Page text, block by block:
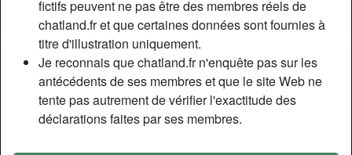
fictifs peuvent ne pas être des membres réels de
chatland.fr et que certaines données sont fournies à
titre d'illustration uniquement.
Je reconnais que chatland.fr n'enquête pas sur les
antécédents de ses membres et que le site Web ne
tente pas autrement de vérifier l'exactitude des
déclarations faites par ses membres.
Fumeur(euse):
Oui
person_pin Description
Lol, j’ai beau tirer mes seins au maximum , je sais qu’il
reste toujours tout petit alors j’espère que y’a des mecs qui
aiment les petites poitrines sur ste site, haha ! Je ne suis